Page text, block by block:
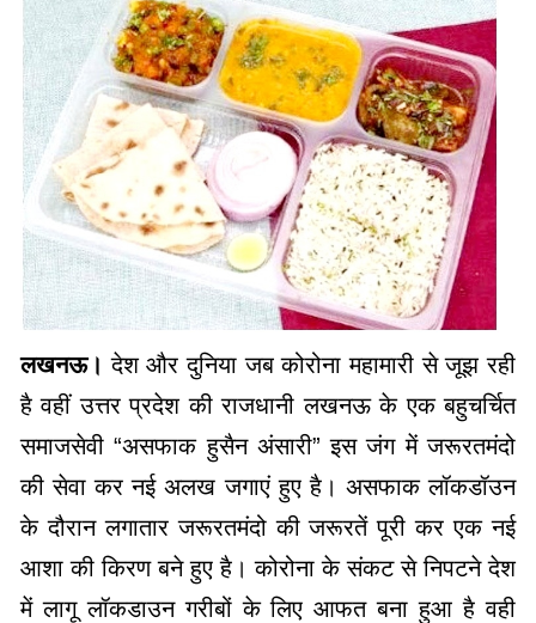
लखनऊ। देश और दुनिया जब कोरोना महामारी से जूझ रही
है वहीं उत्तर प्रदेश की राजधानी लखनऊ के एक बहुचर्चित
समाजसेवी “असफाक हुसैन अंसारी” इस जंग में जरूरतमंदो
की सेवा कर नई अलख जगाएं हुए है। असफाक लॉकडॉउन
के दौरान लगातार जरूरतमंदो की जरूरतें पूरी कर एक नई
आशा की किरण बने हुए है। कोरोना के संकट से निपटने देश
में लागू लॉकडाउन गरीबों के लिए आफत बना हुआ है वही